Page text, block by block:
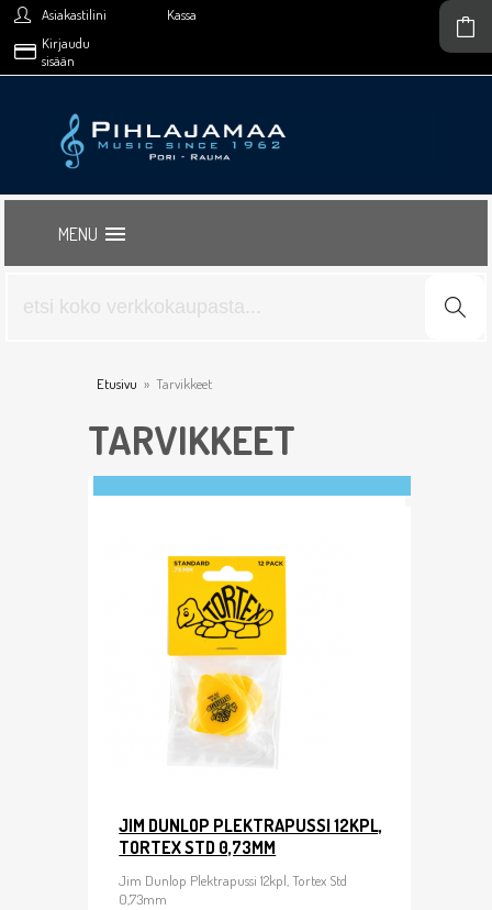
Asiakastilini
Kassa
Kirjaudu
sisään
MENU
Etusivu » Tarvikkeet
TARVIKKEET
JIM DUNLOP PLEKTRAPUSSI 12KPL,
TORTEX STD 0,73MM
Jim Dunlop Plektrapussi 12kpl, Tortex Std
0,73mm